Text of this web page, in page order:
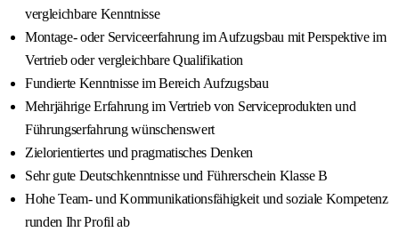
vergleichbare Kenntnisse
Montage- oder Serviceerfahrung im Aufzugsbau mit Perspektive im
Vertrieb oder vergleichbare Qualifikation
Fundierte Kenntnisse im Bereich Aufzugsbau
Mehrjährige Erfahrung im Vertrieb von Serviceprodukten und
Führungserfahrung wünschenswert
Zielorientiertes und pragmatisches Denken
Sehr gute Deutschkenntnisse und Führerschein Klasse B
Hohe Team- und Kommunikationsfähigkeit und soziale Kompetenz
runden Ihr Profil ab